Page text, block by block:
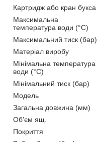
Картридж або кран букса
Максимальна
температура води (°C)
Максимальний тиск (бар)
Матеріал виробу
Мінімальна температура
води (°C)
Мінімальний тиск (бар)
Мoдель
Загальна довжина (мм)
Об'єм ящ.
Покриття